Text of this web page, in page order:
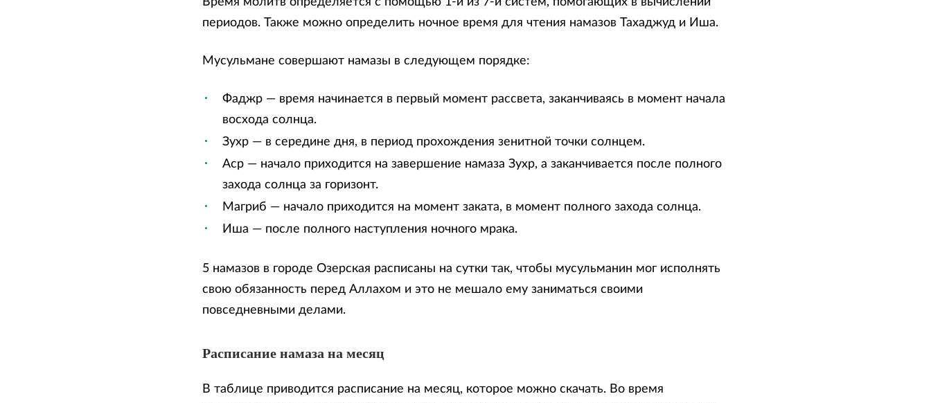
периодов. Также можно определить ночное время для чтения намазов Тахаджуд и Иша.
Мусульмане совершают намазы в следующем порядке:
Фаджр — время начинается в первый момент рассвета, заканчиваясь в момент начала
восхода солнца.
Зухр — в середине дня, в период прохождения зенитной точки солнцем.
Аср — начало приходится на завершение намаза Зухр, а заканчивается после полного
захода солнца за горизонт.
Магриб — начало приходится на момент заката, в момент полного захода солнца.
Иша — после полного наступления ночного мрака.
5 намазов в городе Озерская расписаны на сутки так, чтобы мусульманин мог исполнять
свою обязанность перед Аллахом и это не мешало ему заниматься своими
повседневными делами.
Расписание намаза на месяц
В таблице приводится расписание на месяц, которое можно скачать. Во время